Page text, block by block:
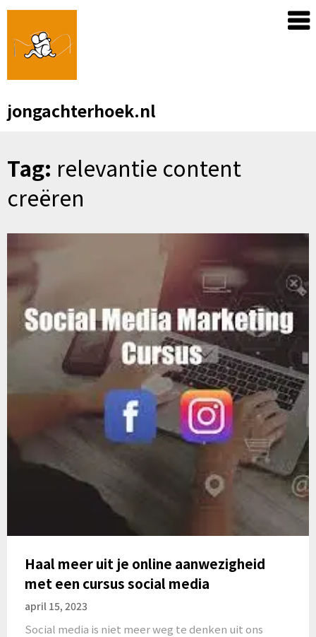
Skip
content
jongachterhoek.nl
Tag: relevantie content
creëren
Haal meer uit je online aanwezigheid
met een cursus social media
april 15, 2023
Social media is niet meer weg te denken uit ons